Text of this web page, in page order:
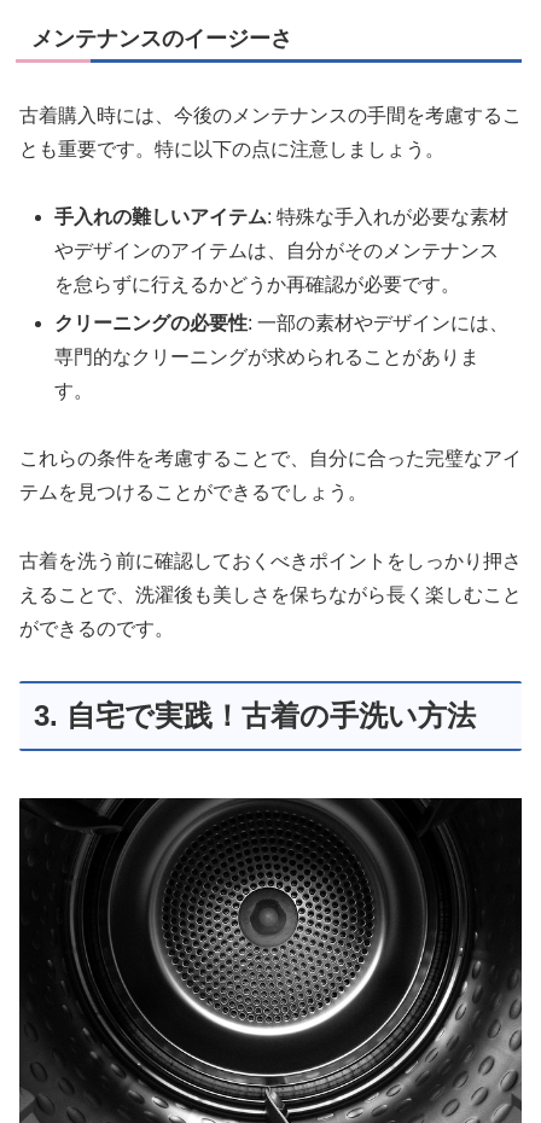
メンテナンスのイージーさ
古着購入時には、今後のメンテナンスの手間を考慮するこ
とも重要です。特に以下の点に注意しましょう。
手入れの難しいアイテム: 特殊な手入れが必要な素材
やデザインのアイテムは、自分がそのメンテナンス
を怠らずに行えるかどうか再確認が必要です。
クリーニングの必要性: 一部の素材やデザインには、
専門的なクリーニングが求められることがありま
す。
これらの条件を考慮することで、自分に合った完璧なアイ
テムを見つけることができるでしょう。
古着を洗う前に確認しておくべきポイントをしっかり押さ
えることで、洗濯後も美しさを保ちながら長く楽しむこと
ができるのです。
3. 自宅で実践！古着の手洗い方法